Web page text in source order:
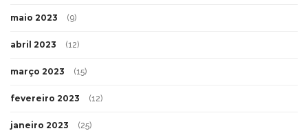
maio 2023 (9)
abril 2023 (12)
março 2023 (15)
fevereiro 2023 (12)
janeiro 2023 (25)